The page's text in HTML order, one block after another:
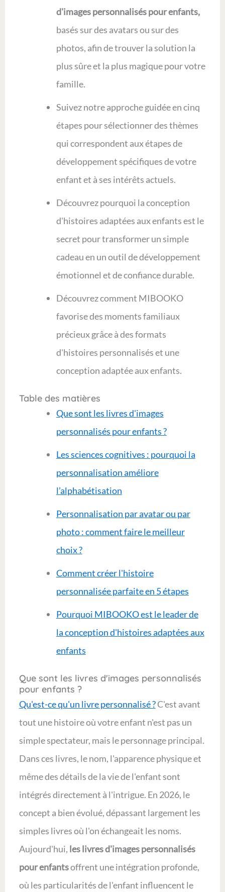
d'images personnalisés pour enfants,
basés sur des avatars ou sur des
photos, afin de trouver la solution la
plus sûre et la plus magique pour votre
famille.
Suivez notre approche guidée en cinq
étapes pour sélectionner des thèmes
qui correspondent aux étapes de
développement spécifiques de votre
enfant et à ses intérêts actuels.
Découvrez pourquoi la conception
d'histoires adaptées aux enfants est le
secret pour transformer un simple
cadeau en un outil de développement
émotionnel et de confiance durable.
Découvrez comment MIBOOKO
favorise des moments familiaux
précieux grâce à des formats
d'histoires personnalisés et une
conception adaptée aux enfants.
Table des matières
Que sont les livres d'images
personnalisés pour enfants ?
Les sciences cognitives : pourquoi la
personnalisation améliore
l’alphabétisation
Personnalisation par avatar ou par
photo : comment faire le meilleur
choix ?
Comment créer l'histoire
personnalisée parfaite en 5 étapes
Pourquoi MIBOOKO est le leader de
la conception d'histoires adaptées aux
enfants
Que sont les livres d'images personnalisés
pour enfants ?
Qu'est-ce qu'un livre personnalisé ?C'est avant
tout une histoire où votre enfant n'est pas un
simple spectateur, mais le personnage principal.
Dans ces livres, le nom, l'apparence physique et
même des détails de la vie de l'enfant sont
intégrés directement à l'intrigue. En 2026, le
concept a bien évolué, dépassant largement les
simples livres où l'on échangeait les noms.
Aujourd'hui, les livres d'images personnalisés
pour enfantsoffrent une intégration profonde,
où les particularités de l'enfant influencent le